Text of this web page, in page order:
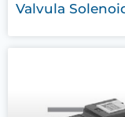
Valvula